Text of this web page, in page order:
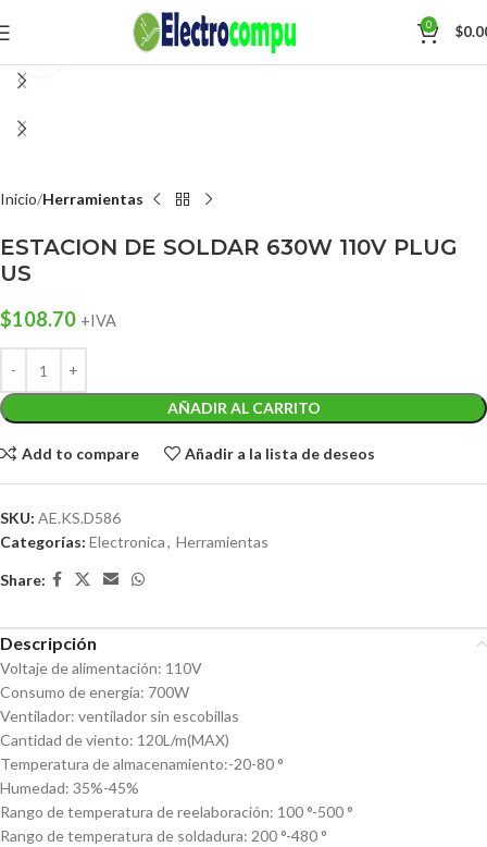
0 $
Click para agrandar
Inicio Herramientas
ESTACION DE SOLDAR 630W 110V PLUG
US
$108.70 +IVA
AÑADIR AL CARRITO
Add to compare Añadir a la lista de deseos
SKU: AE.KS.D586
Categorías: Electronica, Herramientas
Share:
Descripción
Voltaje de alimentación: 110V
Consumo de energía: 700W
Ventilador: ventilador sin escobillas
Cantidad de viento: 120L/m(MAX)
Temperatura de almacenamiento:-20-80 °
Humedad: 35%-45%
Rango de temperatura de reelaboración: 100 °-500 °
Rango de temperatura de soldadura: 200 °-480 °